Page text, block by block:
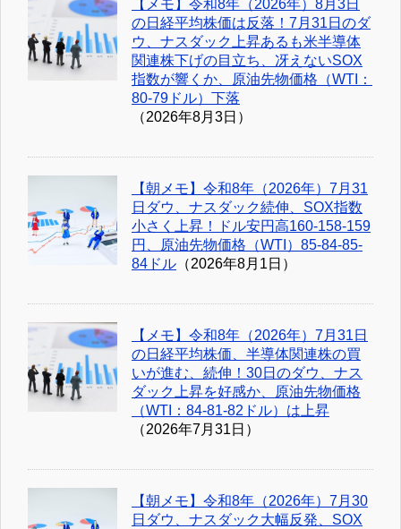
【メモ】令和8年（2026年）8月3日
の日経平均株価は反落！7月31日のダ
ウ、ナスダック上昇あるも米半導体
関連株下げの目立ち、冴えないSOX
指数が響くか、原油先物価格（WTI：
80-79ドル）下落
（2026年8月3日）
【朝メモ】令和8年（2026年）7月31
日ダウ、ナスダック続伸、SOX指数
小さく上昇！ドル安円高160-158-159
円、原油先物価格（WTI）85-84-85-
84ドル （2026年8月1日）
【メモ】令和8年（2026年）7月31日
の日経平均株価、半導体関連株の買
いが進む、続伸！30日のダウ、ナス
ダック上昇を好感か、原油先物価格
（WTI：84-81-82ドル）は上昇
（2026年7月31日）
【朝メモ】令和8年（2026年）7月30
日ダウ、ナスダック大幅反発、SOX